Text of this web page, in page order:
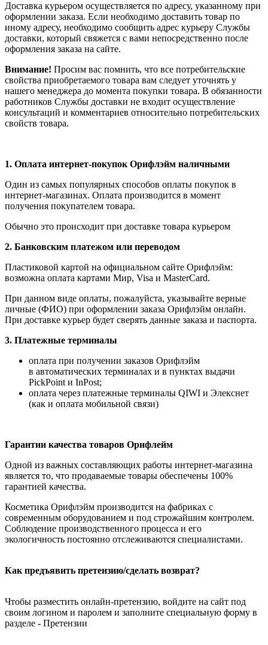
Доставка курьером осуществляется по адресу, указанному при
оформлении заказа. Если необходимо доставить товар по
иному адресу, необходимо сообщить адрес курьеру Службы
доставки, который свяжется с вами непосредственно после
оформления заказа на сайте.
Внимание! Просим вас помнить, что все потребительские
свойства приобретаемого товара вам следует уточнять у
нашего менеджера до момента покупки товара. В обязанности
работников Службы доставки не входит осуществление
консультаций и комментариев относительно потребительских
свойств товара.
1. Оплата интернет-покупок Орифлэйм наличными
Один из самых популярных способов оплаты покупок в
интернет-магазинах. Оплата производится в момент
получения покупателем товара.
Обычно это происходит при доставке товара курьером
2. Банковским платежом или переводом
Пластиковой картой на официальном сайте Орифлэйм:
возможна оплата картами Мир, Visa и MasterCard.
При данном виде оплаты, пожалуйста, указывайте верные
личные (ФИО) при оформлении заказа Орифлэйм онлайн.
При доставке курьер будет сверять данные заказа и паспорта.
3. Платежные терминалы
оплата при получении заказов Орифлэйм
в автоматических терминалах и в пунктах выдачи
PickPoint и InPost;
оплата через платежные терминалы QIWI и Элекснет
(как и оплата мобильной связи)
Гарантии качества товаров Орифлейм
Одной из важных составляющих работы интернет-магазина
является то, что продаваемые товары обеспечены 100%
гарантией качества.
Косметика Орифлэйм производится на фабриках с
современным оборудованием и под строжайшим контролем.
Соблюдение производственного процесса и его
экологичность постоянно отслеживаются специалистами.
Как предъявить претензию/сделать возврат?
Чтобы разместить онлайн-претензию, войдите на сайт под
своим логином и паролем и заполните специальную форму в
разделе - Претензии